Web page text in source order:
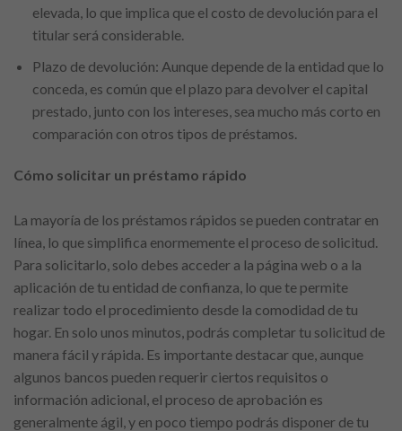
elevada, lo que implica que el costo de devolución para el
titular será considerable.
Plazo de devolución: Aunque depende de la entidad que lo
conceda, es común que el plazo para devolver el capital
prestado, junto con los intereses, sea mucho más corto en
comparación con otros tipos de préstamos.
Cómo solicitar un préstamo rápido
La mayoría de los préstamos rápidos se pueden contratar en
línea, lo que simplifica enormemente el proceso de solicitud.
Para solicitarlo, solo debes acceder a la página web o a la
aplicación de tu entidad de confianza, lo que te permite
realizar todo el procedimiento desde la comodidad de tu
hogar. En solo unos minutos, podrás completar tu solicitud de
manera fácil y rápida. Es importante destacar que, aunque
algunos bancos pueden requerir ciertos requisitos o
información adicional, el proceso de aprobación es
generalmente ágil, y en poco tiempo podrás disponer de tu